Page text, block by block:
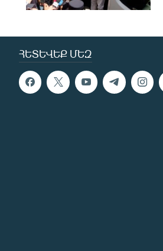
ՀԵՏԵՎԵՔ ՄԵԶ